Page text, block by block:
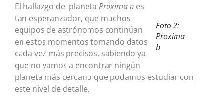
Foto 2:
Proxima
b
El hallazgo del planeta Próxima b es
tan esperanzador, que muchos
equipos de astrónomos continúan
en estos momentos tomando datos
cada vez más precisos, sabiendo ya
que no vamos a encontrar ningún
planeta más cercano que podamos estudiar con
este nivel de detalle.